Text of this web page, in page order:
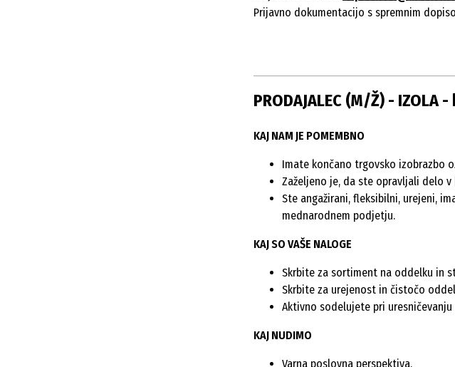
Prijavno dokumentacijo s spremnim
PRODAJALEC (M/Ž) -
KAJ NAM JE POMEMBNO
Imate končano trgovsko izobrazbo
Zaželjeno je, da ste opravljali delo
Ste angažirani, fleksibilni, urejeni,
mednarodnem podjetju.
KAJ SO VAŠE NALOGE
Skrbite za sortiment na oddelku in
Skrbite za urejenost in čistočo
Aktivno sodelujete pri
KAJ NUDIMO
Varna poslovna perspektiva.